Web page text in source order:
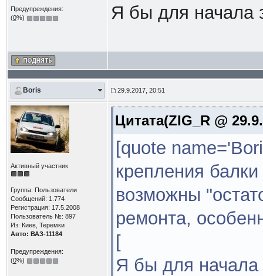
Предупреждения:
(0%)
Я бы для начала
Boris 29.9.2017, 20:51
Активный участник
Группа: Пользователи
Сообщений: 1.774
Регистрация: 17.5.2008
Пользователь №: 897
Из: Киев, Теремки
Авто: ВАЗ-11184
Предупреждения:
(0%)
Цитата(ZIG_R @
[quote
крепления
возможны
ремонта,
[
Я бы для начала